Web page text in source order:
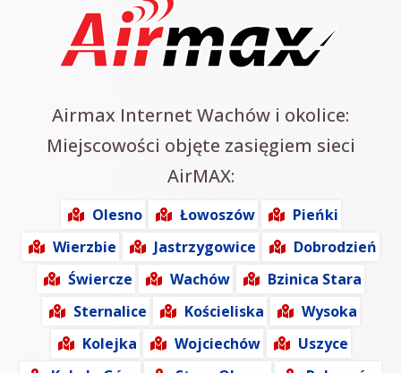
Airmax Internet Wachów i okolice:
Miejscowości objęte zasięgiem sieci
AirMAX:
Olesno Łowoszów
Pieńki
Wierzbie
Jastrzygowice
Dobrodzień
Świercze
Wachów
Bzinica Stara
Sternalice
Kościeliska
Wysoka
Kolejka
Wojciechów
Uszyce